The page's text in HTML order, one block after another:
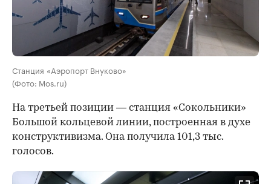
Станция «Аэропорт Внуково»
(Фото: Mos.ru)
На третьей позиции — станция «Сокольники»
Большой кольцевой линии, построенная в духе
конструктивизма. Она получила 101,3 тыс.
голосов.